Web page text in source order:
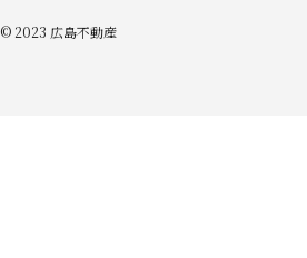
©2023 広島不動産